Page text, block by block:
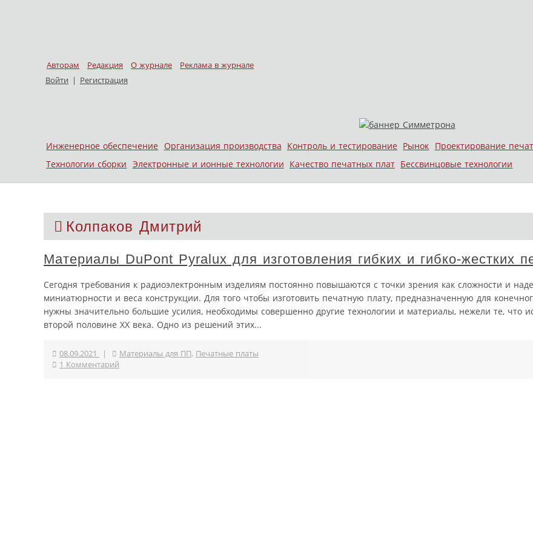
Авторам Редакция О журнале
Реклама в журнале
Войти | Регистрация
Меню
Skip to content
Инженерное обеспечение Организация производства Контроль и тестирование Рынок Проектирование
Технологии сборки Электронные и ионные технологии Качество печатных плат Бессвинцовые технологии
Колпаков Дмитрий
Материалы DuPont Pyralux для изготовления гибких и гибко-жестких
Сегодня требования к радиоэлектронным изделиям постоянно повышаются с точки зрения как сложности и
миниатюрности и веса конструкции. Для того чтобы изготовить печатную плату, предназначенную для
нужны значительно большие усилия, необходимы совершенно другие технологии и материалы, нежели те, что
второй половине XX века. Одно из решений этих...
08.09.2021 | Материалы для ПП, Печатные платы
1 Комментарий